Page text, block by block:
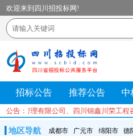
欢迎来到四川招投标网!
招标公告 推荐公告 中
公告： 理有限公司、四川锦鑫川
地区导航 成都市 广元市 绵阳市 德